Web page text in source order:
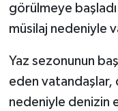
görülmeye
müsilaj nedeniyle
Yaz sezonunun
eden vatandaşlar,
nedeniyle denizin